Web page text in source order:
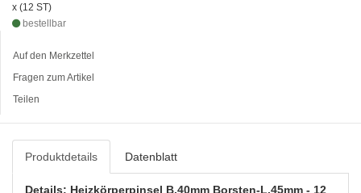
x (12 ST)
bestellbar
Auf den Merkzettel
Fragen zum Artikel
Teilen
Produktdetails Datenblatt
Details: Heizkörperpinsel B.40mm Borsten-L.45mm - 12